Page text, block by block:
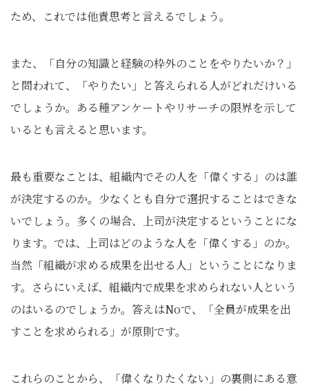
ため、これでは他責思考と言えるでしょう。
また、「自分の知識と経験の枠外のことをやりたいか？」
と問われて、「やりたい」と答えられる人がどれだけいる
でしょうか。ある種アンケートやリサーチの限界を示して
いるとも言えると思います。
最も重要なことは、組織内でその人を「偉くする」のは誰
が決定するのか。少なくとも自分で選択することはできな
いでしょう。多くの場合、上司が決定するということにな
ります。では、上司はどのような人を「偉くする」のか。
当然「組織が求める成果を出せる人」ということになりま
す。さらにいえば、組織内で成果を求められない人という
のはいるのでしょうか。答えはNoで、「全員が成果を出
すことを求められる」が原則です。
これらのことから、「偉くなりたくない」の裏側にある意